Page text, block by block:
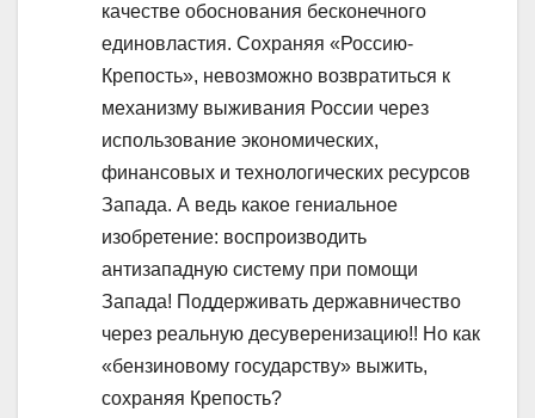
качестве обоснования бесконечного
единовластия. Сохраняя «Россию-
Крепость», невозможно возвратиться к
механизму выживания России через
использование экономических,
финансовых и технологических ресурсов
Запада. А ведь какое гениальное
изобретение: воспроизводить
антизападную систему при помощи
Запада! Поддерживать державничество
через реальную десуверенизацию!! Но как
«бензиновому государству» выжить,
сохраняя Крепость?